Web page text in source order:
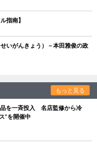
指南】
いがんきょう）－本田雅俊の政
もっと見る
を一斉投入 名店監修から冷
”を開催中